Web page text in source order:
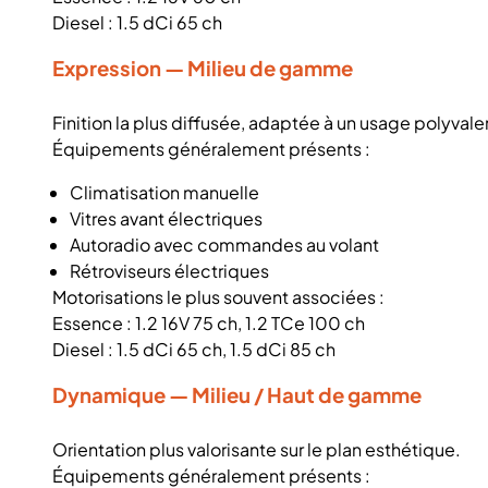
Diesel : 1.5 dCi 65 ch
Expression — Milieu de gamme
Finition la plus diffusée, adaptée à un usage
Équipements généralement présents :
Climatisation manuelle
Vitres avant électriques
Autoradio avec commandes au volant
Rétroviseurs électriques
Motorisations le plus souvent associées :
Essence : 1.2 16V 75 ch, 1.2 TCe 100 ch
Diesel : 1.5 dCi 65 ch, 1.5 dCi 85 ch
Dynamique — Milieu / Haut de gamme
Orientation plus valorisante sur le plan esthétique.
Équipements généralement présents :